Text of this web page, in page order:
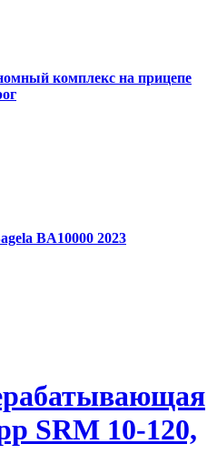
комплекс на прицепе
BA10000 2023
SRM 10-120,